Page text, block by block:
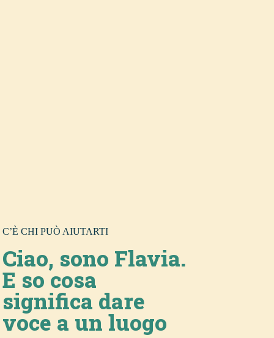
C’È CHI PUÒ AIUTARTI
Ciao, sono Flavia.
E so cosa
significa dare
voce a un luogo